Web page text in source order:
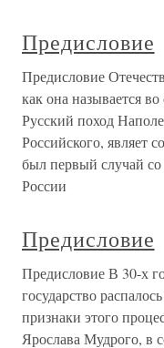
Предисловие
Предисловие
как она называется
Русский поход
Российского, являет
был первый случай
России
Предисловие
Предисловие В 30-х
государство
признаки этого
Ярослава Мудрого, в